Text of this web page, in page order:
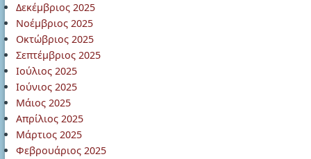
Δεκέμβριος 2025
Νοέμβριος 2025
Οκτώβριος 2025
Σεπτέμβριος 2025
Ιούλιος 2025
Ιούνιος 2025
Μάιος 2025
Απρίλιος 2025
Μάρτιος 2025
Φεβρουάριος 2025